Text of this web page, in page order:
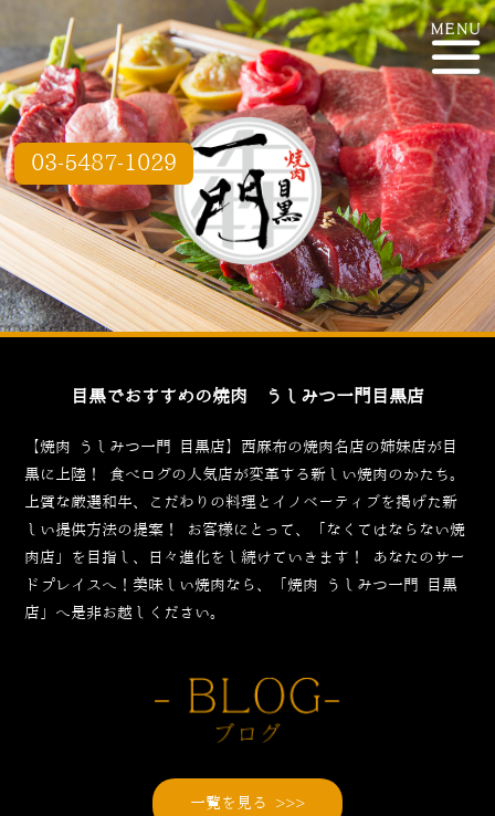
03-5487-1029
目黒でおすすめの焼肉 うしみつ一門目黒店
【焼肉 うしみつ一門 目黒店】西麻布の焼肉名店の姉妹店が目
黒に上陸！
食べログの人気店が変革する新しい焼肉のかたち。
上質な厳選和牛、こだわりの料理とイノベーティブを掲げた新
しい提供方法の提案！
お客様にとって、「なくてはならない焼
肉店」を目指し、日々進化をし続けていきます！
あなたのサー
ドプレイスへ！美味しい焼肉なら、「焼肉 うしみつ一門 目黒
店」へ是非お越しください。
一覧を見る >>>